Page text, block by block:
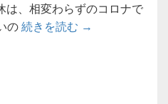
、相変わらずのコロナで
の続きを読む 【ウォーキング
→